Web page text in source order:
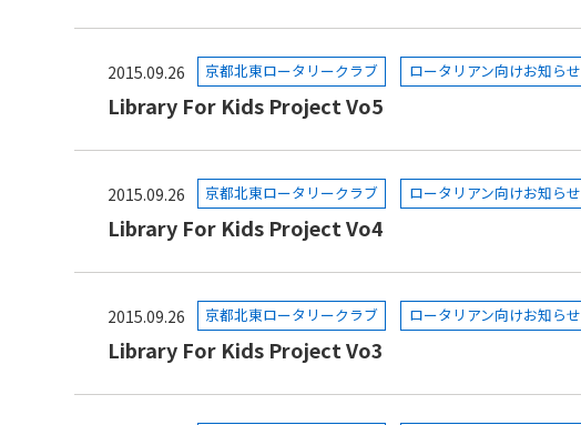
2015.09.26 京都北東ロータリークラブ ロータリアン向けお知らせ
Library For Kids Project Vo5
2015.09.26 京都北東ロータリークラブ ロータリアン向けお知らせ
Library For Kids Project Vo4
2015.09.26 京都北東ロータリークラブ ロータリアン向けお知らせ
Library For Kids Project Vo3